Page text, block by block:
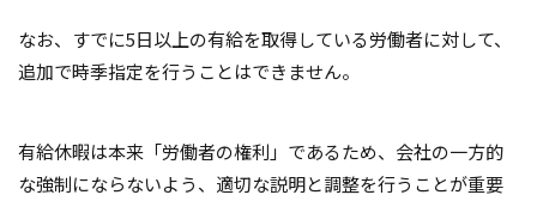
なお、すでに5日以上の有給を取得している労働者に対して、
追加で時季指定を行うことはできません。
有給休暇は本来「労働者の権利」であるため、会社の一方的
な強制にならないよう、適切な説明と調整を行うことが重要